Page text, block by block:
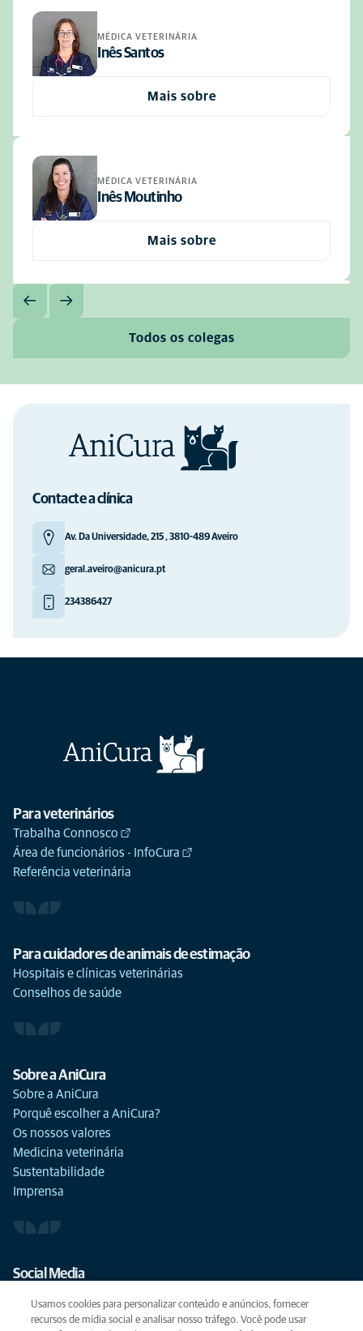
MÉDICA VETERINÁRIA
Inês Santos
Mais sobre
MÉDICA VETERINÁRIA
Inês Moutinho
Mais sobre
Todos os colegas
Contacte a clínica
Av. Da Universidade, 215 , 3810-489 Aveiro
geral.aveiro@anicura.pt
234386427
Para veterinários
Trabalha Connosco
Área de funcionários - InfoCura
Referência veterinária
Para cuidadores de animais de estimação
Hospitais e clínicas veterinárias
Conselhos de saúde
Sobre a AniCura
Sobre a AniCura
Porquê escolher a AniCura?
Os nossos valores
Medicina veterinária
Sustentabilidade
Imprensa
Social Media
Usamos cookies para personalizar conteúdo e anúncios, fornecer
recursos de mídia social e analisar nosso tráfego. Você pode usar